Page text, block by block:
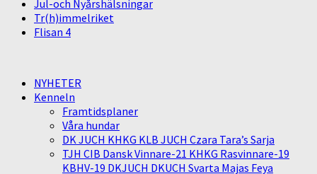
Jul-och Nyårshälsningar
Tr(h)immelriket
Flisan 4
NYHETER
Kenneln
Framtidsplaner
Våra hundar
DK JUCH KHKG KLB JUCH Czara Tara’s Sarja
TJH CIB Dansk Vinnare-21 KHKG Rasvinnare-19
KBHV-19 DKJUCH DKUCH Svarta Majas Feya